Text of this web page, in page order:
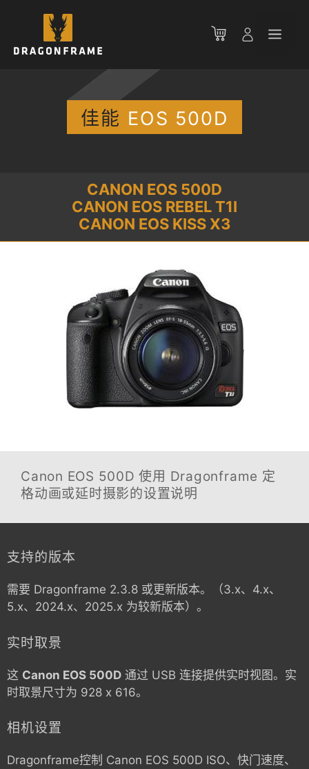
菜
佳能 EOS 500D
CANON EOS 500D
CANON EOS REBEL T1I
CANON EOS KISS X3
Canon EOS 500D 使用 Dragonframe 定
格动画或延时摄影的设置说明
支持的版本
需要 Dragonframe 2.3.8 或更新版本。（3.x、4.x、
5.x、2024.x、2025.x 为较新版本）。
实时取景
这 Canon EOS 500D 通过 USB 连接提供实时视图。实
时取景尺寸为 928 x 616。
相机设置
Dragonframe控制 Canon EOS 500D ISO、快门速度、